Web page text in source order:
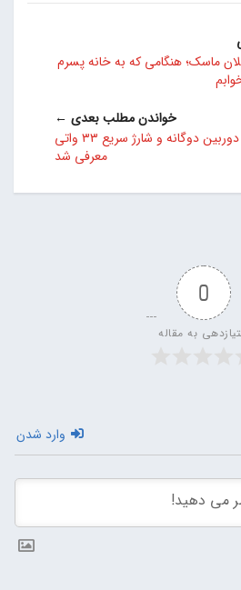
ماسک؛ هنگامی که به خانه پسرم
خواندن مطلب بعدی ←
گوشی اوپو A57s با دوربین دوگانه و شارژ سریع ۳۳ واتی
معرفی شد
0
به مقاله
وارد شدن